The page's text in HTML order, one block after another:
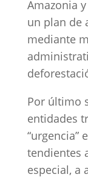
Amazonia
un plan de
mediante
Por último
entidades
“urgencia”
tendientes
especial, a